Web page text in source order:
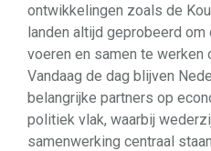
ontwikkelingen zoals de
landen altijd geprobeerd
voeren en samen te werken
Vandaag de dag blijven
belangrijke partners op
politiek vlak, waarbij
samenwerking centraal